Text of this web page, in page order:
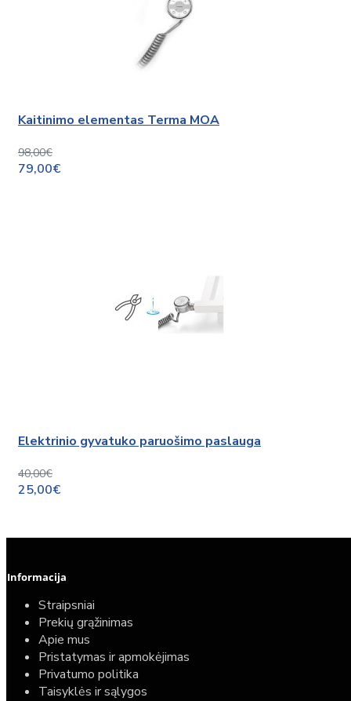
Kaitinimo elementas Terma MOA
98,00€
79,00€
Elektrinio gyvatuko paruošimo paslauga
40,00€
25,00€
Informacija
Straipsniai
Prekių grąžinimas
Apie mus
Pristatymas ir apmokėjimas
Privatumo politika
Taisyklės ir sąlygos